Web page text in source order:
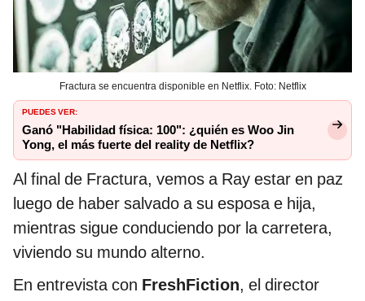
Fractura se encuentra disponible en Netflix. Foto: Netflix
PUEDES VER:
Ganó "Habilidad física: 100": ¿quién es Woo Jin
Yong, el más fuerte del reality de Netflix?
Al final de Fractura, vemos a Ray estar en paz
luego de haber salvado a su esposa e hija,
mientras sigue conduciendo por la carretera,
viviendo su mundo alterno.
En entrevista con FreshFiction, el director